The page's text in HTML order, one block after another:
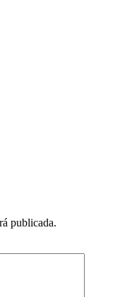
publicada.